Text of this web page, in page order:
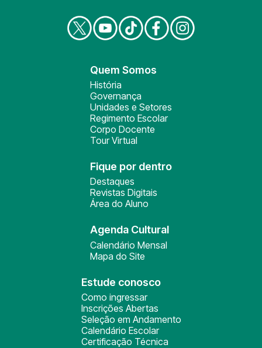
Quem Somos
História
Governança
Unidades e Setores
Regimento Escolar
Corpo Docente
Tour Virtual
Fique por dentro
Destaques
Revistas Digitais
Área do Aluno
Agenda Cultural
Calendário Mensal
Mapa do Site
Estude conosco
Como ingressar
Inscrições Abertas
Seleção em Andamento
Calendário Escolar
Certificação Técnica